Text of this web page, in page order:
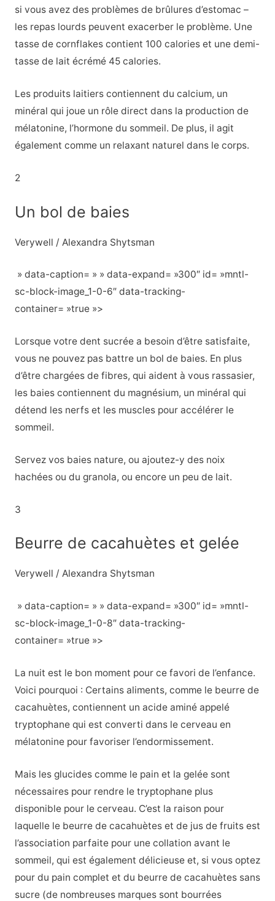
si vous avez des problèmes de brûlures d’estomac –
les repas lourds peuvent exacerber le problème. Une
tasse de cornflakes contient 100 calories et une demi-
tasse de lait écrémé 45 calories.
Les produits laitiers contiennent du calcium, un
minéral qui joue un rôle direct dans la production de
mélatonine, l’hormone du sommeil. De plus, il agit
également comme un relaxant naturel dans le corps.
2
Un bol de baies
Verywell / Alexandra Shytsman
» data-caption= » » data-expand= »300″ id= »mntl-
sc-block-image_1-0-6″ data-tracking-
container= »true »>
Lorsque votre dent sucrée a besoin d’être satisfaite,
vous ne pouvez pas battre un bol de baies. En plus
d’être chargées de fibres, qui aident à vous rassasier,
les baies contiennent du magnésium, un minéral qui
détend les nerfs et les muscles pour accélérer le
sommeil.
Servez vos baies nature, ou ajoutez-y des noix
hachées ou du granola, ou encore un peu de lait.
3
Beurre de cacahuètes et gelée
Verywell / Alexandra Shytsman
» data-caption= » » data-expand= »300″ id= »mntl-
sc-block-image_1-0-8″ data-tracking-
container= »true »>
La nuit est le bon moment pour ce favori de l’enfance.
Voici pourquoi : Certains aliments, comme le beurre de
cacahuètes, contiennent un acide aminé appelé
tryptophane qui est converti dans le cerveau en
mélatonine pour favoriser l’endormissement.
Mais les glucides comme le pain et la gelée sont
nécessaires pour rendre le tryptophane plus
disponible pour le cerveau. C’est la raison pour
laquelle le beurre de cacahuètes et de jus de fruits est
l’association parfaite pour une collation avant le
sommeil, qui est également délicieuse et, si vous optez
pour du pain complet et du beurre de cacahuètes sans
sucre (de nombreuses marques sont bourrées